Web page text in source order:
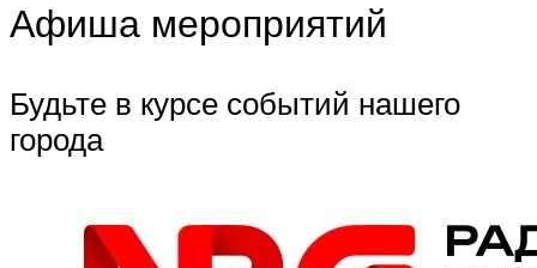
Афиша мероприятий
Будьте в курсе событий нашего
города